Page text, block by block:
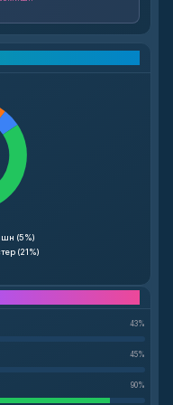
(5%)
(21%)
43%
45%
90%